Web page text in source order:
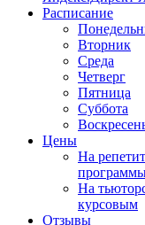
Расписание
Вторник
Среда
Четверг
Пятница
Суббота
Цены
На
На
курсовым
Отзывы